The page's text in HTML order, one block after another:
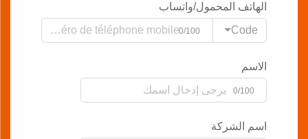
الهاتف المحمول/واتساب
Code
0/100
الاسم
0/100
اسم الشركة